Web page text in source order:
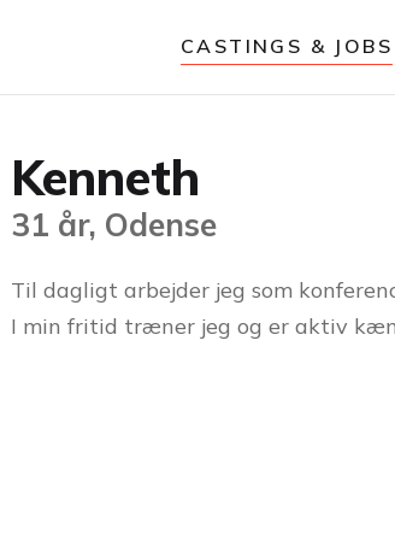
CASTINGS & JOBS
Kenneth
31 år, Odense
Til dagligt arbejder jeg som
I min fritid træner jeg og er aktiv